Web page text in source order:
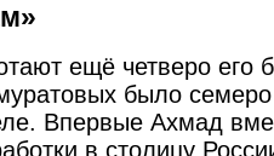
ещё четверо его
было
Впервые Ахмад
в столицу